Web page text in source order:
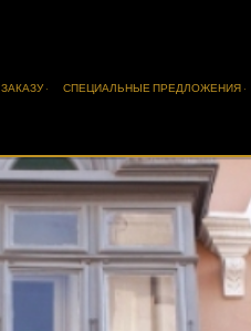
· СПЕЦИАЛЬНЫЕ ПРЕДЛОЖЕНИЯ ·